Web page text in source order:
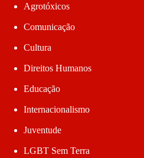
Agrotóxicos
Comunicação
Cultura
Direitos Humanos
Educação
Internacionalismo
Juventude
LGBT Sem Terra